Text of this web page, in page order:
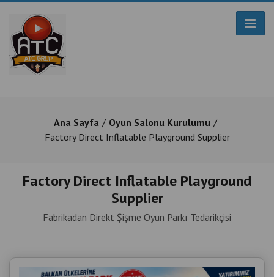
Ana Sayfa
Oyun Salonu Kurulumu
Factory Direct Inflatable Playground Supplier
Factory Direct Inflatable Playground
Supplier
Fabrikadan Direkt Şişme Oyun Parkı Tedarikçisi